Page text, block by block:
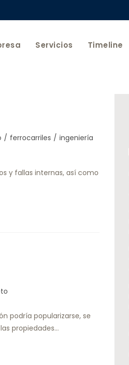
Servicios Timeline
/ ferrocarriles / ingeniería
y fallas internas, así como
podría popularizarse, se
propiedades…